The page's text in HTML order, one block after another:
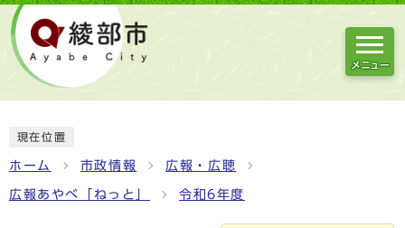
メニュー
現在位置
ホーム 市政情報 広報・広聴
広報あやべ「ねっと」 令和6年度